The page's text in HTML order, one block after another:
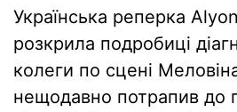
Українська реперка
розкрила подробиці
колеги по сцені
нещодавно потрапив до